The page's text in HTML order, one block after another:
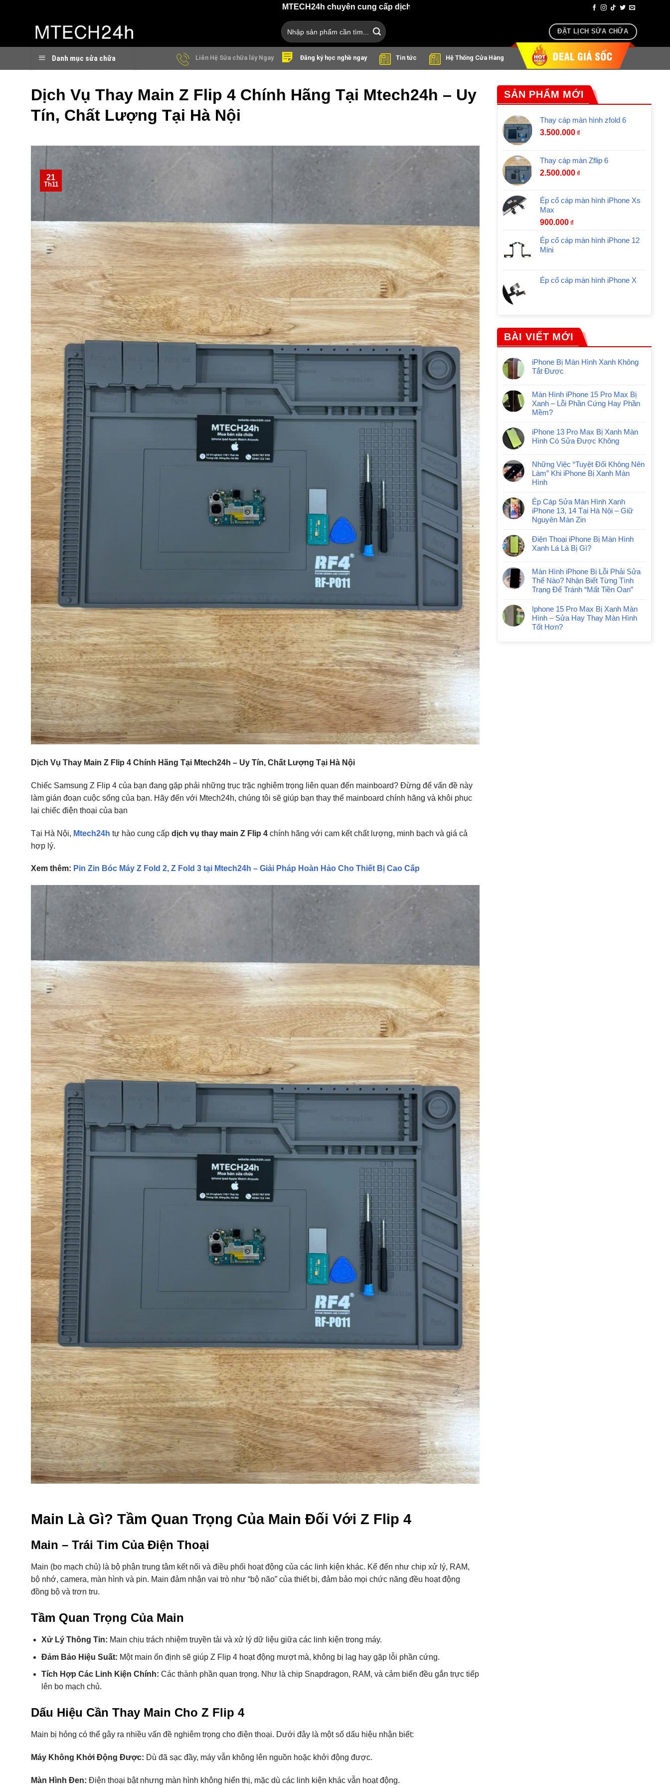
MTECH24h chuyên cung cấp dịch vụ sửa chữa điện thoại, airpods lấy ngay sau 30 phút
Search
for:
ĐẶT LỊCH SỬA CHỮA
Danh mục sửa chữa Liên Hệ Sửa chữa lấy Ngay Đăng ký học nghề ngay Tin tức Hệ Thống Cửa Hàng
Dịch Vụ Thay Main Z Flip 4 Chính Hãng Tại Mtech24h – Uy
Tín, Chất Lượng Tại Hà Nội
21
Th11
Dịch Vụ Thay Main Z Flip 4 Chính Hãng Tại Mtech24h – Uy Tín, Chất Lượng Tại Hà Nội
Chiếc Samsung Z Flip 4 của bạn đang gặp phải những trục trặc nghiêm trọng liên quan đến mainboard? Đừng để vấn đề này
làm gián đoạn cuộc sống của bạn. Hãy đến với Mtech24h, chúng tôi sẽ giúp bạn thay thế mainboard chính hãng và khôi phục
lại chiếc điện thoại của bạn
Tại Hà Nội, Mtech24h tự hào cung cấp dịch vụ thay main Z Flip 4 chính hãng với cam kết chất lượng, minh bạch và giá cả
hợp lý.
Xem thêm: Pin Zin Bóc Máy Z Fold 2, Z Fold 3 tại Mtech24h – Giải Pháp Hoàn Hảo Cho Thiết Bị Cao Cấp
Main Là Gì? Tầm Quan Trọng Của Main Đối Với Z Flip 4
Main – Trái Tim Của Điện Thoại
Main (bo mạch chủ) là bộ phận trung tâm kết nối và điều phối hoạt động của các linh kiện khác. Kể đến như chip xử lý, RAM,
bộ nhớ, camera, màn hình và pin. Main đảm nhận vai trò như “bộ não” của thiết bị, đảm bảo mọi chức năng đều hoạt động
đồng bộ và trơn tru.
Tầm Quan Trọng Của Main
Xử Lý Thông Tin: Main chịu trách nhiệm truyền tải và xử lý dữ liệu giữa các linh kiện trong máy.
Đảm Bảo Hiệu Suất: Một main ổn định sẽ giúp Z Flip 4 hoạt động mượt mà, không bị lag hay gặp lỗi phần cứng.
Tích Hợp Các Linh Kiện Chính: Các thành phần quan trọng. Như là chip Snapdragon, RAM, và cảm biến đều gắn trực tiếp
lên bo mạch chủ.
Dấu Hiệu Cần Thay Main Cho Z Flip 4
Main bị hỏng có thể gây ra nhiều vấn đề nghiêm trọng cho điện thoại. Dưới đây là một số dấu hiệu nhận biết:
Máy Không Khởi Động Được: Dù đã sạc đầy, máy vẫn không lên nguồn hoặc khởi động được.
Màn Hình Đen: Điện thoại bật nhưng màn hình không hiển thị, mặc dù các linh kiện khác vẫn hoạt động.
SẢN PHẨM MỚI
Thay cáp màn hình zfold 6
3.500.000 ₫
Thay cáp màn Zflip 6
2.500.000 ₫
Ép cổ cáp màn hình iPhone Xs
Max
900.000 ₫
Ép cổ cáp màn hình iPhone 12
Mini
Ép cổ cáp màn hình iPhone X
BÀI VIẾT MỚI
iPhone Bị Màn Hình Xanh Không
Tắt Được
Màn Hình iPhone 15 Pro Max Bị
Xanh – Lỗi Phần Cứng Hay Phần
Mềm?
iPhone 13 Pro Max Bị Xanh Màn
Hình Có Sửa Được Không
Những Việc “Tuyệt Đối Không Nên
Làm” Khi iPhone Bị Xanh Màn
Hình
Ép Cáp Sửa Màn Hình Xanh
iPhone 13, 14 Tại Hà Nội – Giữ
Nguyên Màn Zin
Điện Thoại iPhone Bị Màn Hình
Xanh Lá Là Bị Gì?
Màn Hình iPhone Bị Lỗi Phải Sửa
Thế Nào? Nhận Biết Từng Tình
Trạng Để Tránh “Mất Tiền Oan”
Iphone 15 Pro Max Bị Xanh Màn
Hình – Sửa Hay Thay Màn Hình
Tốt Hơn?